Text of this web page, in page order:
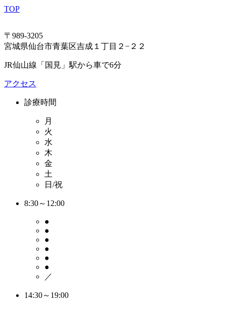
TOP
〒989-3205
宮城県仙台市青葉区吉成１丁目２−２２
JR仙山線「国見」駅から車で6分
アクセス
診療時間
月
火
水
木
金
土
日/祝
8:30～12:00
●
●
●
●
●
●
／
14:30～19:00